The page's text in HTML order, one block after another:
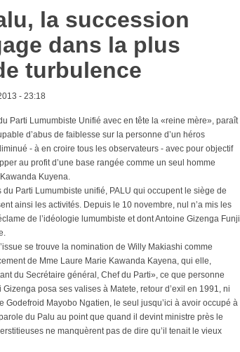
la succession
dans la plus
turbulence
- 23:18
Parti Lumumbiste Unifié avec en tête la «reine mère», paraît
d’abus de faiblesse sur la personne d’un héros
- à en croire tous les observateurs - avec pour objectif
au profit d’une base rangée comme un seul homme
Kuyena.
Parti Lumumbiste unifié, PALU qui occupent le siège de
ainsi les activités. Depuis le 10 novembre, nul n’a mis les
de l’idéologie lumumbiste et dont Antoine Gizenga Funji
se trouve la nomination de Willy Makiashi comme
de Mme Laure Marie Kawanda Kayena, qui elle,
du Secrétaire général, Chef du Parti», ce que personne
posa ses valises à Matete, retour d’exil en 1991, ni
Mayobo Ngatien, le seul jusqu’ici à avoir occupé à
du Palu au point que quand il devint ministre près le
ne manquèrent pas de dire qu’il tenait le vieux